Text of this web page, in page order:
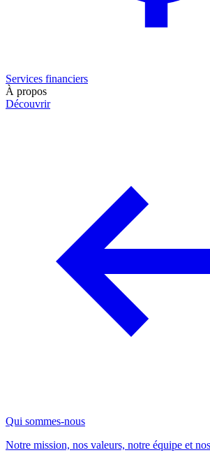
Services financiers
À propos
Découvrir
Qui sommes-nous
Notre mission, nos valeurs, notre équipe et